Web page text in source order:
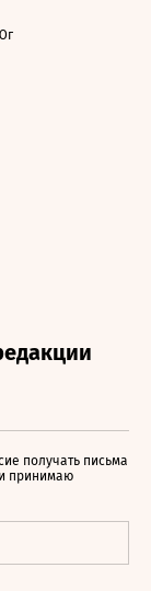
получать письма
принимаю